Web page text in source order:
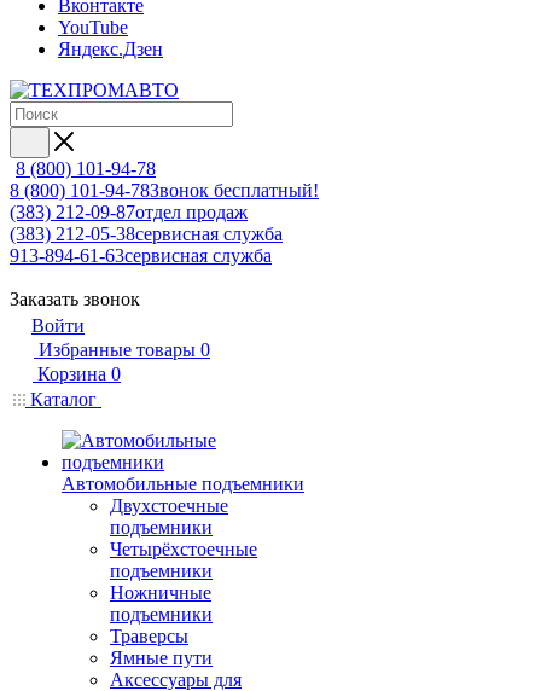
Вконтакте
YouTube
Яндекс.Дзен
8 (800) 101-94-78
8 (800) 101-94-78Звонок бесплатный!
(383) 212-09-87отдел продаж
(383) 212-05-38сервисная служба
913-894-61-63сервисная служба
Заказать звонок
Войти
Избранные товары 0
Корзина 0
Каталог
Автомобильные подъемники
Двухстоечные
подъемники
Четырёхстоечные
подъемники
Ножничные
подъемники
Траверсы
Ямные пути
Аксессуары для